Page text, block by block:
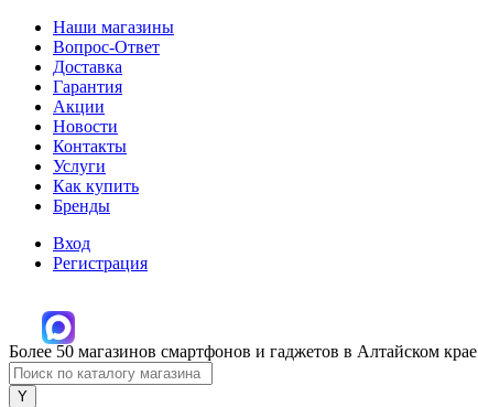
Наши магазины
Вопрос-Ответ
Доставка
Гарантия
Акции
Новости
Контакты
Услуги
Как купить
Бренды
Вход
Регистрация
Более 50 магазинов смартфонов и гаджетов в Алтайском крае